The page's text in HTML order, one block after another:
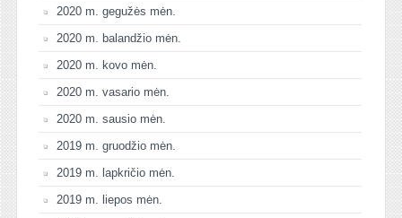
2020 m. gegužės mėn.
2020 m. balandžio mėn.
2020 m. kovo mėn.
2020 m. vasario mėn.
2020 m. sausio mėn.
2019 m. gruodžio mėn.
2019 m. lapkričio mėn.
2019 m. liepos mėn.